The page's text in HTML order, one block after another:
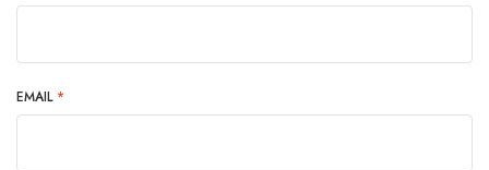
EMAIL *